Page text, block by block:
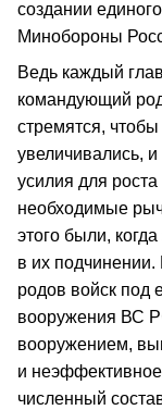
создании
Минобороны
Ведь каждый
командующий
стремятся, чтобы
увеличивались,
усилия для
необходимые
этого были,
в их
родов войск под
вооружения ВС
вооружением,
и
численный